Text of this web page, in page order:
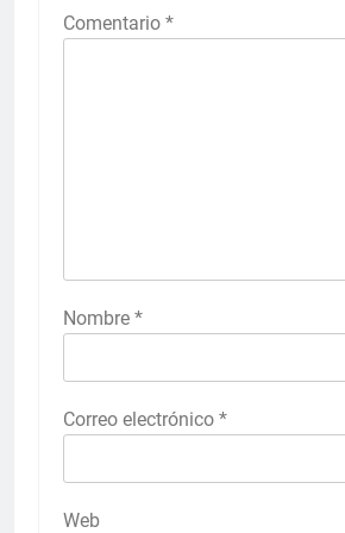
Comentario *
Nombre *
Correo electrónico *
Web